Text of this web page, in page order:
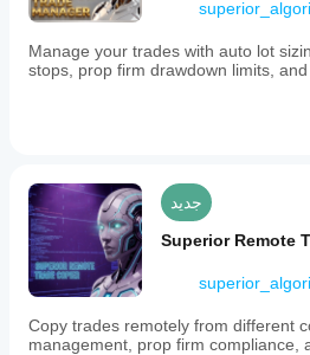
Manage your trades with auto lot
stops, prop firm drawdown limits,
جديد
Superior Remote
Copy trades remotely from different
management, prop firm compliance,